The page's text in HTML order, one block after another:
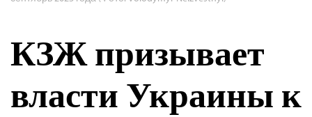
КЗЖ призывает
власти Украины к